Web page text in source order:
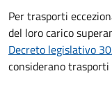
Per trasporti
del loro carico
Decreto legislativo
considerano trasporti